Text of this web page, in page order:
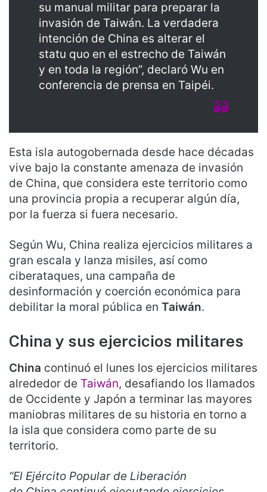
su manual militar para preparar la
invasión de Taiwán. La verdadera
intención de China es alterar el
statu quo en el estrecho de Taiwán
y en toda la región”, declaró Wu en
conferencia de prensa en Taipéi.
Esta isla autogobernada desde hace décadas
vive bajo la constante amenaza de invasión
de China, que considera este territorio como
una provincia propia a recuperar algún día,
por la fuerza si fuera necesario.
Según Wu, China realiza ejercicios militares a
gran escala y lanza misiles, así como
ciberataques, una campaña de
desinformación y coerción económica para
debilitar la moral pública en Taiwán.
China y sus ejercicios militares
China continuó el lunes los ejercicios militares
alrededor de Taiwán, desafiando los llamados
de Occidente y Japón a terminar las mayores
maniobras militares de su historia en torno a
la isla que considera como parte de su
territorio.
“El Ejército Popular de Liberación